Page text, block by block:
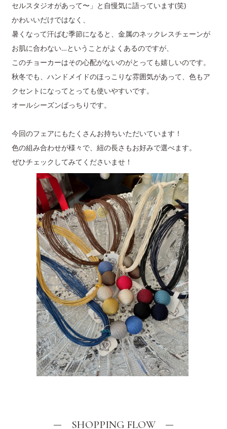
セルスタジオがあって〜」と自慢気に語っています(笑)
かわいいだけではなく、
暑くなって汗ばむ季節になると、金属のネックレスチェーンが
お肌に合わない…ということがよくあるのですが、
このチョーカーはその心配がないのがとっても嬉しいのです。
秋冬でも、ハンドメイドのほっこりな雰囲気があって、色もア
クセントになってとっても使いやすいです。
オールシーズンばっちりです。
今回のフェアにもたくさんお持ちいただいています！
色の組み合わせが様々で、紐の長さもお好みで選べます。
ぜひチェックしてみてくださいませ！
SHOPPING FLOW